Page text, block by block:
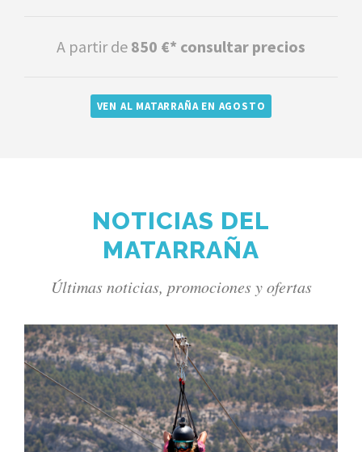
A partir de 850 €* consultar precios
VEN AL MATARRAÑA EN AGOSTO
NOTICIAS DEL
MATARRAÑA
Últimas noticias, promociones y ofertas